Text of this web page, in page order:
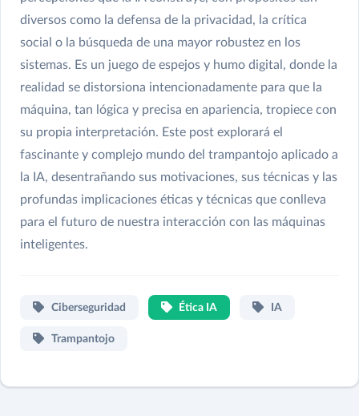
diversos como la defensa de la privacidad, la crítica
social o la búsqueda de una mayor robustez en los
sistemas. Es un juego de espejos y humo digital, donde la
realidad se distorsiona intencionadamente para que la
máquina, tan lógica y precisa en apariencia, tropiece con
su propia interpretación. Este post explorará el
fascinante y complejo mundo del trampantojo aplicado a
la IA, desentrañando sus motivaciones, sus técnicas y las
profundas implicaciones éticas y técnicas que conlleva
para el futuro de nuestra interacción con las máquinas
inteligentes.
Ciberseguridad Ética IA IA
Trampantojo